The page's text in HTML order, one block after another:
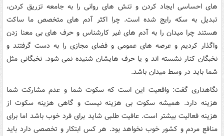
های احساسی ایجاد کردن و تنش های روانی را به جامعه تزریق کردن،
تبدیل به سکه رایج شده است. چرا اکثر آدم های متخصص ما ساکت
هستند چرا میدان را به آدم های غیر کارشناس و حرف های بی معنا زدن
واگذار کردیم و عرصه های عمومی و فضای مجازی را به دست گرفتند و
نخبگان کنار نشسته اند و یا حرف هایشان شنیده نمی شود. نخبگانی مثل
شما باید در وسط میدان باشد.
نگاهداری گفت: واقعیت این است که سکوت شما و عدم مشارکت شما
هزینه دارد. همیشه سکوت بی هزینه نیست و گاهی هزینه سکوت از
هزینه فعالیت بیشتر است. عافیت طلبی شاید برای فرد خوب باشد اما برای
منافع مردم و کشور خوب نخواهد بود. هر کس ابتکار و تخصصی دارد باید